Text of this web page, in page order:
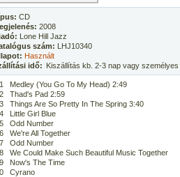
CD
2008
Lone Hill Jazz
szám: LHJ10340
Használt
idő: Kiszállítás kb. 2-3 nap vagy
1
Medley (You Go To My Head) 2:49
2
Thad's Pad 2:59
3
Things Are So Pretty In The Spring 3:40
4
Little Girl Blue
5
Odd Number
6
We're All Together
7
Odd Number
8
We Could Make Such Beautiful Music Together
9
Now's The Time
Cyrano